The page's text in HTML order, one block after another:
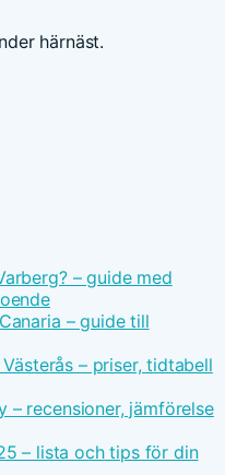
härnäst.
– guide med
– guide till
– priser, tidtabell
– recensioner, jämförelse
– lista och tips för din